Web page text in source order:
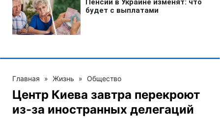
Главная » Жизнь » Общество
Центр Киева завтра перекроют
из-за иностранных делегаций